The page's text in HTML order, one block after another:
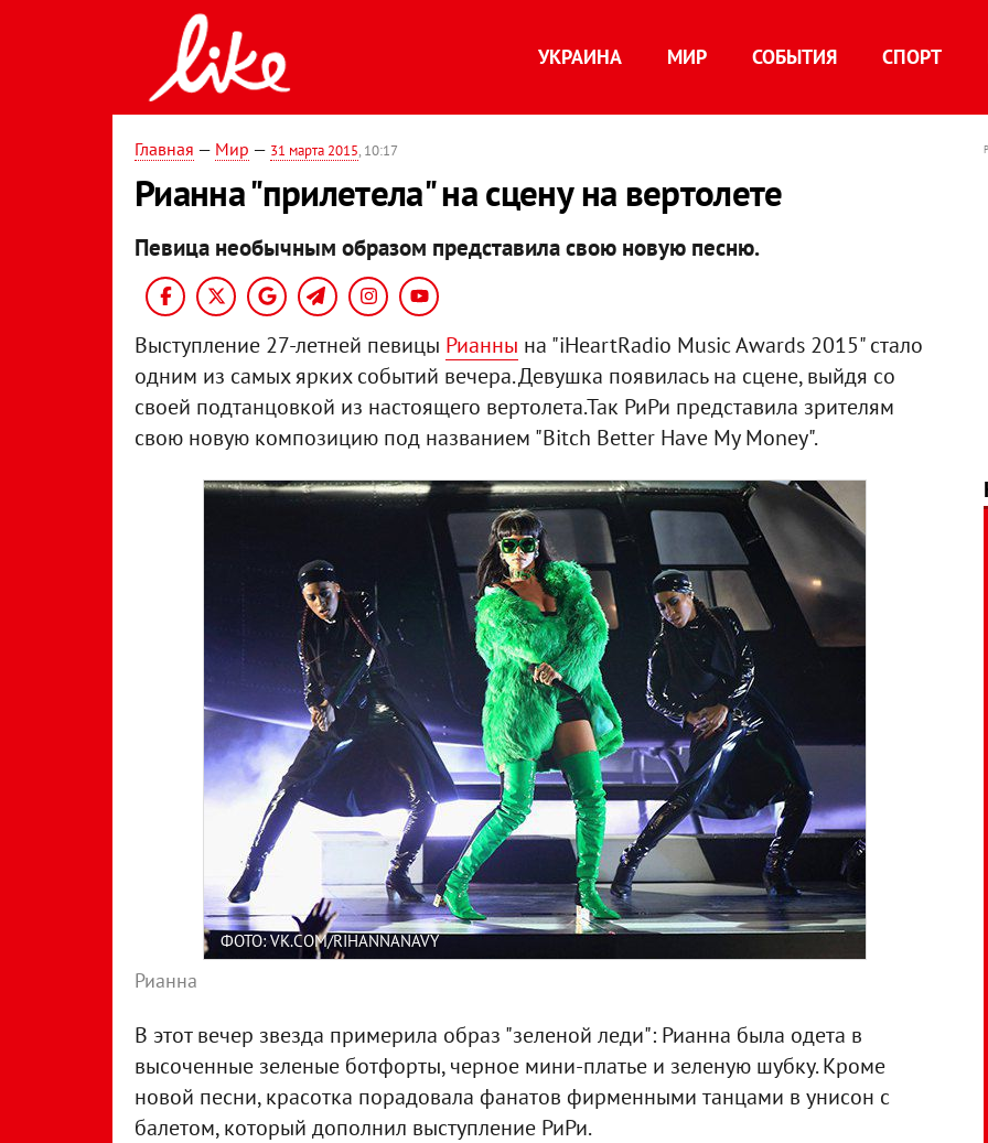
УКРАИНА МИР СОБЫТИЯ СПОРТ
Главная — Мир — 31 марта 2015, 10:17
Рианна "прилетела" на сцену на вертолете
Певица необычным образом представила свою новую песню.
Выступление 27-летней певицы Рианны на "iHeartRadio Music Awards 2015" стало
одним из самых ярких событий вечера. Девушка появилась на сцене, выйдя со
своей подтанцовкой из настоящего вертолета.Так РиРи представила зрителям
свою новую композицию под названием "Bitch Better Have My Money".
ФОТО: VK.COM/RIHANNANAVY
Рианна
В этот вечер звезда примерила образ "зеленой леди": Рианна была одета в
высоченные зеленые ботфорты, черное мини-платье и зеленую шубку. Кроме
новой песни, красотка порадовала фанатов фирменными танцами в унисон с
балетом, который дополнил выступление РиРи.